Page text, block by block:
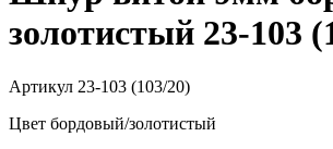
золотистый 23-103
Артикул 23-103 (103/20)
Цвет бордовый/золотистый